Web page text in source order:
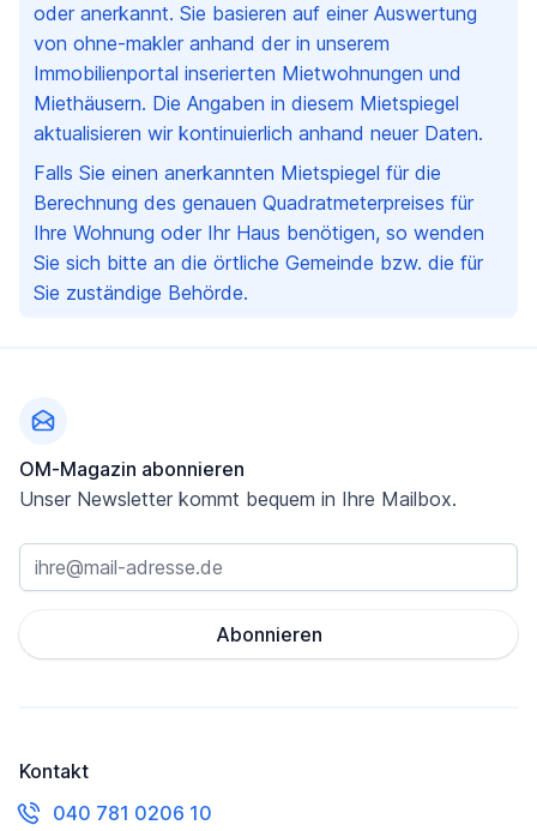
oder anerkannt. Sie basieren auf einer Auswertung
von ohne-makler anhand der in unserem
Immobilienportal inserierten Mietwohnungen und
Miethäusern. Die Angaben in diesem Mietspiegel
aktualisieren wir kontinuierlich anhand neuer Daten.
Falls Sie einen anerkannten Mietspiegel für die
Berechnung des genauen Quadratmeterpreises für
Ihre Wohnung oder Ihr Haus benötigen, so wenden
Sie sich bitte an die örtliche Gemeinde bzw. die für
Sie zuständige Behörde.
OM-Magazin abonnieren
Unser Newsletter kommt bequem in Ihre Mailbox.
Abonnieren
Kontakt
040 781 0206 10